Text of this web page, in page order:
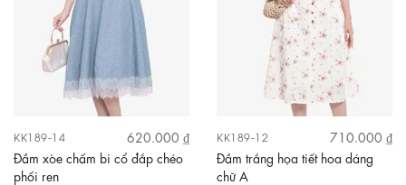
KK189-14
620.000 ₫
Đầm xòe chấm bi cổ đắp chéo
phối ren
KK189-12
710.000 ₫
Đầm trắng họa tiết hoa dáng
chữ A